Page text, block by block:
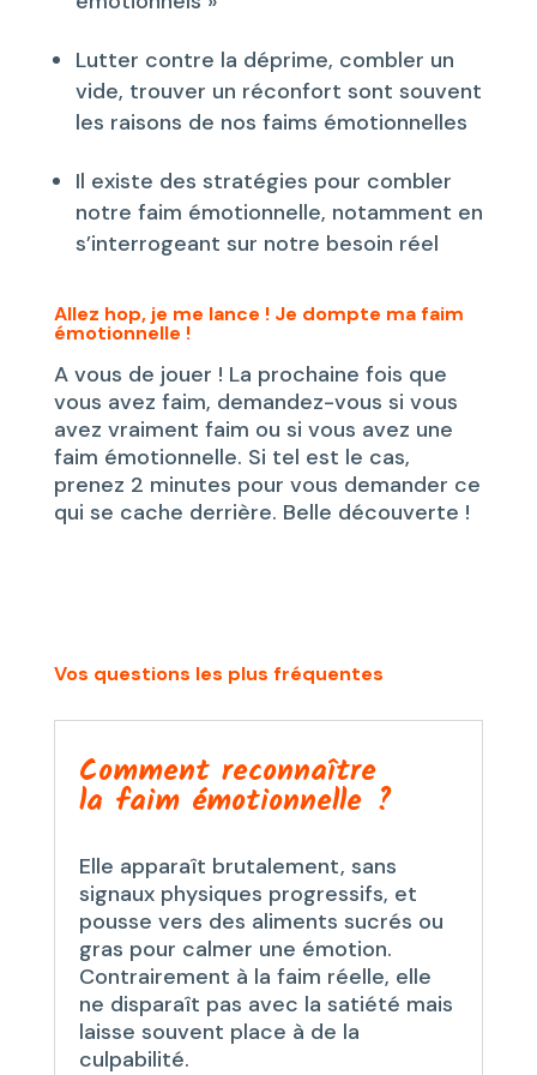
Lutter contre la déprime, combler un
vide, trouver un réconfort sont souvent
les raisons de nos faims émotionnelles
Il existe des stratégies pour combler
notre faim émotionnelle, notamment en
s’interrogeant sur notre besoin réel
Allez hop, je me lance ! Je dompte ma faim
émotionnelle !
A vous de jouer ! La prochaine fois que
vous avez faim, demandez-vous si vous
avez vraiment faim ou si vous avez une
faim émotionnelle. Si tel est le cas,
prenez 2 minutes pour vous demander ce
qui se cache derrière. Belle découverte !
Vos questions les plus fréquentes
Comment reconnaître
la faim émotionnelle ?
Elle apparaît brutalement, sans
signaux physiques progressifs, et
pousse vers des aliments sucrés ou
gras pour calmer une émotion.
Contrairement à la faim réelle, elle
ne disparaît pas avec la satiété mais
laisse souvent place à de la
culpabilité.